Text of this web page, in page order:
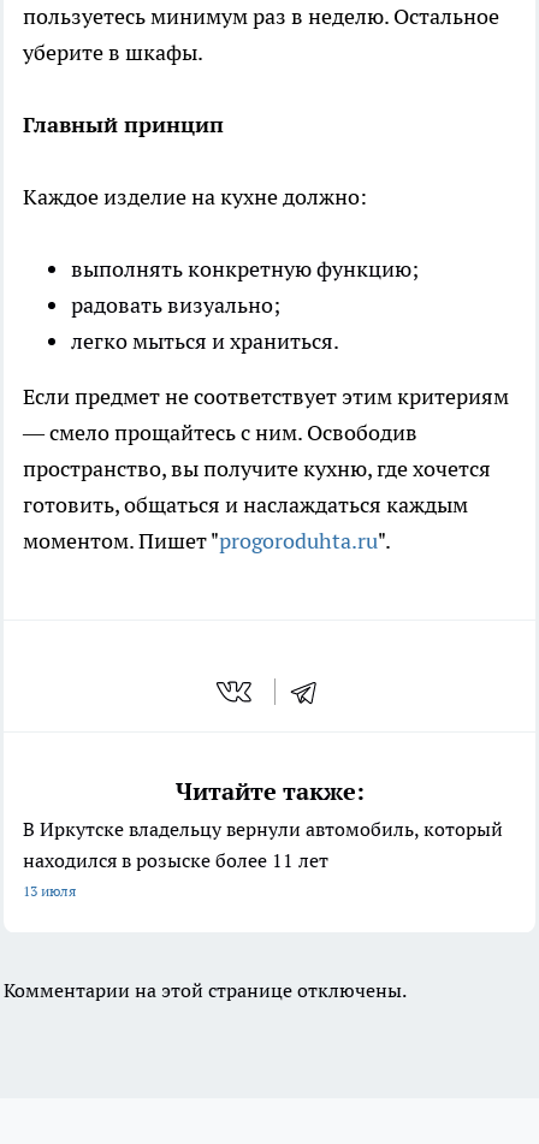
пользуетесь минимум раз в неделю. Остальное
уберите в шкафы.
Главный принцип
Каждое изделие на кухне должно:
выполнять конкретную функцию;
радовать визуально;
легко мыться и храниться.
Если предмет не соответствует этим критериям
— смело прощайтесь с ним. Освободив
пространство, вы получите кухню, где хочется
готовить, общаться и наслаждаться каждым
моментом. Пишет "progoroduhta.ru".
Читайте также:
В Иркутске владельцу вернули автомобиль, который
находился в розыске более 11 лет
13 июля
Комментарии на этой странице отключены.